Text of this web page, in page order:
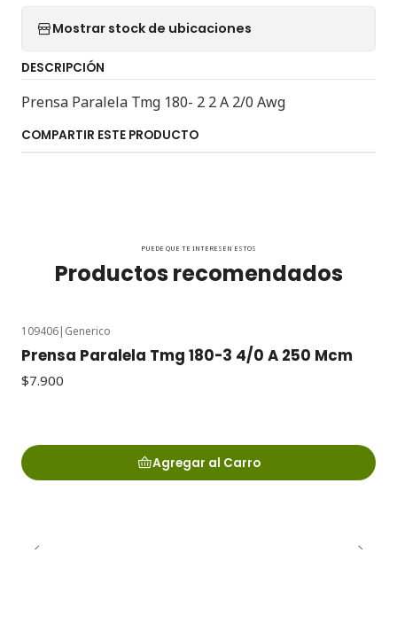
Mostrar stock de ubicaciones
DESCRIPCIÓN
Prensa Paralela Tmg 180- 2 2 A 2/0 Awg
COMPARTIR ESTE PRODUCTO
PUEDE QUE TE INTERESEN ESTOS
Productos recomendados
109406| Generico
Prensa Paralela Tmg 180-3 4/0 A 250 Mcm
$7.900
Agregar al Carro